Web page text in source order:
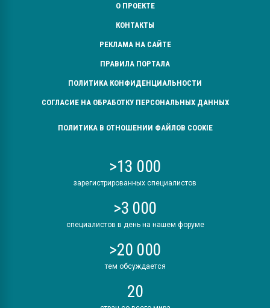
О ПРОЕКТЕ
КОНТАКТЫ
РЕКЛАМА НА САЙТЕ
ПРАВИЛА ПОРТАЛА
ПОЛИТИКА КОНФИДЕНЦИАЛЬНОСТИ
СОГЛАСИЕ НА ОБРАБОТКУ ПЕРСОНАЛЬНЫХ ДАННЫХ
ПОЛИТИКА В ОТНОШЕНИИ ФАЙЛОВ COOKIE
>13 000
зарегистрированных специалистов
>3 000
специалистов в день на нашем форуме
>20 000
тем обсуждается
20